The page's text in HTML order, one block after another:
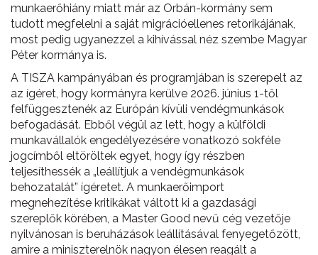
munkaerőhiány miatt már az Orbán-kormány sem
tudott megfelelni a saját migrációellenes retorikájának,
most pedig ugyanezzel a kihívással néz szembe Magyar
Péter kormánya is.
A TISZA kampányában és programjában is szerepelt az
az ígéret, hogy kormányra kerülve 2026. június 1-től
felfüggesztenék az Európán kívüli vendégmunkások
befogadását. Ebből végül az lett, hogy a külföldi
munkavállalók engedélyezésére vonatkozó sokféle
jogcímből eltöröltek egyet, hogy így részben
teljesíthessék a „leállítjuk a vendégmunkások
behozatalát” ígéretet. A munkaerőimport
megnehezítése kritikákat váltott ki a gazdasági
szereplők körében, a Master Good nevű cég vezetője
nyilvánosan is beruházások leállításával fenyegetőzött,
amire a miniszterelnök nagyon élesen reagált a